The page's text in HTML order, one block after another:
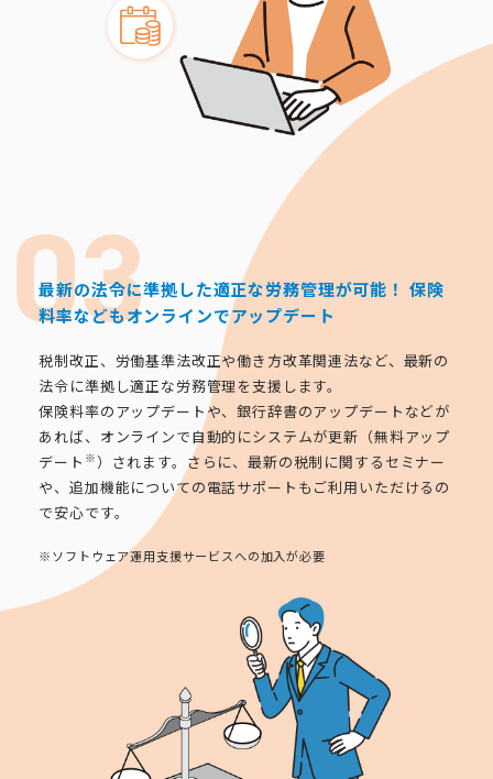
最新の法令に準拠した適正な労務管理が可能！ 保険
料率などもオンラインでアップデート
税制改正、労働基準法改正や働き方改革関連法など、最新の
法令に準拠し適正な労務管理を支援します。
保険料率のアップデートや、銀行辞書のアップデートなどが
あれば、オンラインで自動的にシステムが更新（無料アップ
デート ※）されます。さらに、最新の税制に関するセミナー
や、追加機能についての電話サポートもご利用いただけるの
で安心です。
※ソフトウェア運用支援サービスへの加入が必要